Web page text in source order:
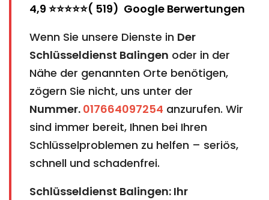
4,9 ⭐⭐⭐⭐⭐( 519) Google Berwertungen
Wenn Sie unsere Dienste in Der
Schlüsseldienst Balingen oder in der
Nähe der genannten Orte benötigen,
zögern Sie nicht, uns unter der
Nummer. 017664097254 anzurufen. Wir
sind immer bereit, Ihnen bei Ihren
Schlüsselproblemen zu helfen – seriös,
schnell und schadenfrei.
Schlüsseldienst Balingen: Ihr